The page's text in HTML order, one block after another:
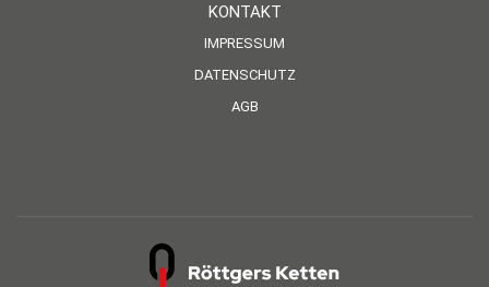
KONTAKT
IMPRESSUM
DATENSCHUTZ
AGB